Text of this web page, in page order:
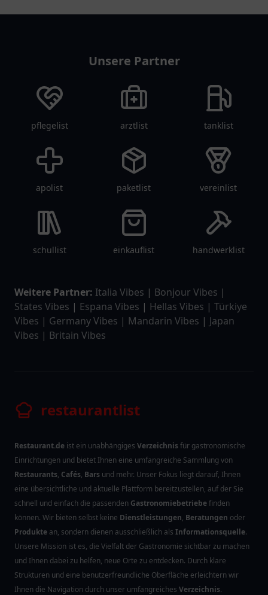
Unsere Partner
pflegelist arztlist tanklist
apolist paketlist vereinlist
schullist einkauflist handwerklist
Weitere Partner: Italia Vibes | Bonjour Vibes |
States Vibes | Espana Vibes | Hellas Vibes | Türkiye
Vibes | Germany Vibes | Mandarin Vibes | Japan
Vibes | Britain Vibes
restaurantlist
Restaurant.de ist ein unabhängiges Verzeichnisfür gastronomische
Einrichtungen und bietet Ihnen eine umfangreiche Sammlung von
Restaurants, Cafés, Bars und mehr. Unser Fokus liegt darauf, Ihnen
eine übersichtliche und aktuelle Plattform bereitzustellen, auf der Sie
schnell und einfach die passenden Gastronomiebetriebefinden
können. Wir bieten selbst keine Dienstleistungen, Beratungen oder
Produkte an, sondern dienen ausschließlich als Informationsquelle.
Unsere Mission ist es, die Vielfalt der Gastronomie sichtbar zu machen
und Ihnen dabei zu helfen, neue Orte zu entdecken. Durch klare
Strukturen und eine benutzerfreundliche Oberfläche erleichtern wir
Ihnen die Navigation durch unser umfangreiches Verzeichnis.